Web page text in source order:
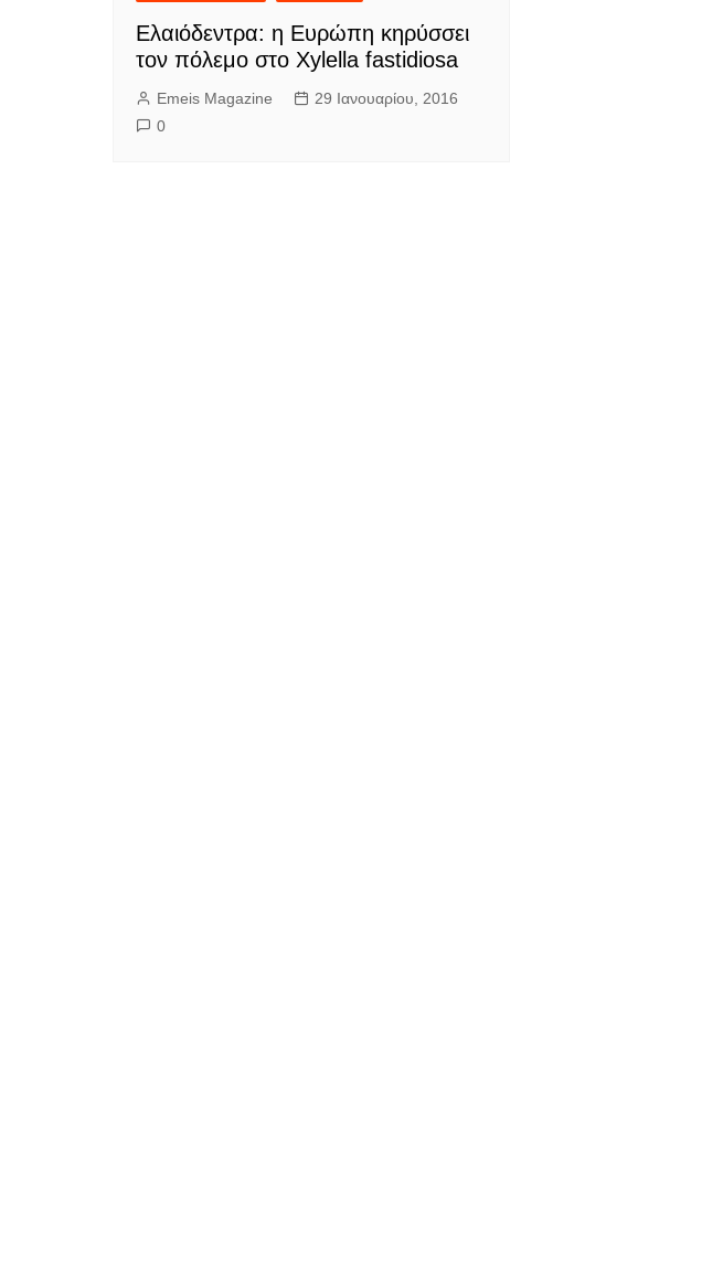
Ελαιόδεντρα: η Ευρώπη κηρύσσει
τον πόλεμο στο Xylella fastidiosa
Emeis Magazine
29 Ιανουαρίου, 2016
0